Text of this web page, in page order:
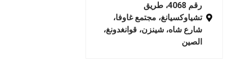
رقم 4068، طريق
تشياوكسيانغ، مجتمع غاوفا،
شارع شاه، شينزن، قوانغدونغ،
الصين